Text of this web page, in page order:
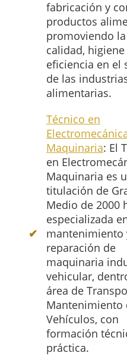
fabricación y
productos
promoviendo la
calidad, higiene
eficiencia en el
de las
alimentarias.
Técnico en
Maquinaria: El
en
Maquinaria es
titulación de
Medio de 2000
especializada
mantenimiento
reparación de
maquinaria
vehicular,
área de
Mantenimiento
Vehículos, con
formación
práctica.